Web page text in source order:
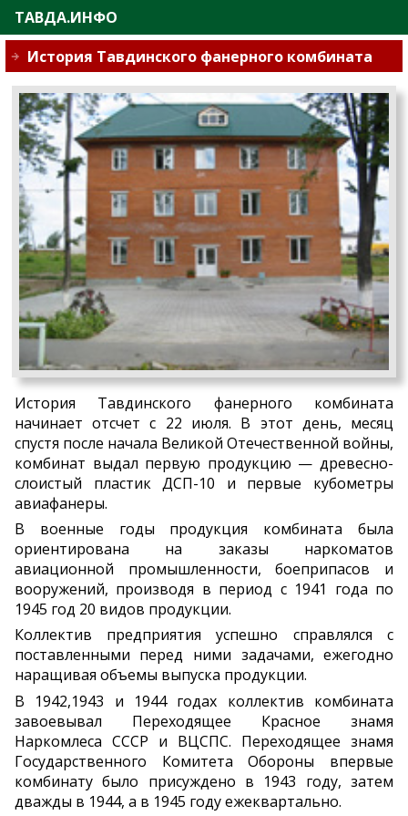
ТАВДА.ИНФО
История Тавдинского фанерного комбината
История Тавдинского фанерного комбината
начинает отсчет с 22 июля. В этот день, месяц
спустя после начала Великой Отечественной войны,
комбинат выдал первую продукцию — древесно-
слоистый пластик ДСП-10 и первые кубометры
авиафанеры.
В военные годы продукция комбината была
ориентирована на заказы наркоматов
авиационной промышленности, боеприпасов и
вооружений, производя в период с 1941 года по
1945 год 20 видов продукции.
Коллектив предприятия успешно справлялся с
поставленными перед ними задачами, ежегодно
наращивая объемы выпуска продукции.
В 1942,1943 и 1944 годах коллектив комбината
завоевывал Переходящее Красное знамя
Наркомлеса СССР и ВЦСПС. Переходящее знамя
Государственного Комитета Обороны впервые
комбинату было присуждено в 1943 году, затем
дважды в 1944, а в 1945 году ежеквартально.